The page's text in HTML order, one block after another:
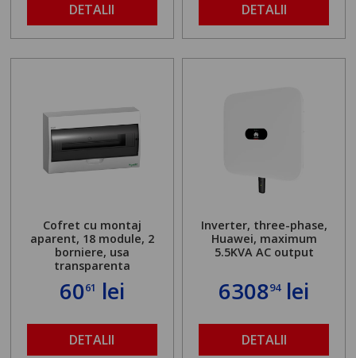
DETALII DETALII
Cofret cu montaj
aparent, 18 module, 2
borniere, usa
transparenta
6061 lei
DETALII
Inverter, three-phase,
Huawei, maximum
5.5KVA AC output
630894lei
DETALII